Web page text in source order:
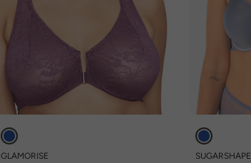
GLAMORISE SUGARSHAPE